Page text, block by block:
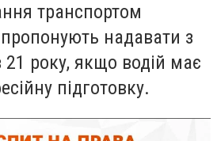
транспортом
пропонують надавати з
21 року, якщо водій має
підготовку.